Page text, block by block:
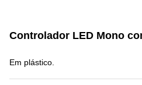
Controlador LED Mono
Em plástico.